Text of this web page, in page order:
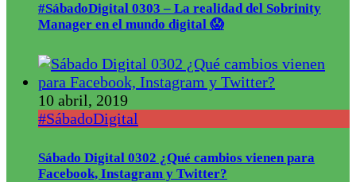
#SábadoDigital 0303 – La realidad del Sobrinity
Manager en el mundo digital 😱
10 abril, 2019
#SábadoDigital
Sábado Digital 0302 ¿Qué cambios vienen para
Facebook, Instagram y Twitter?